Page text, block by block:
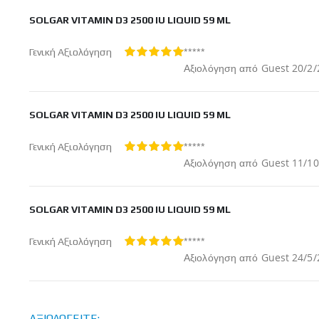
SOLGAR VITAMIN D3 2500 IU LIQUID 59 ML
Γενική Αξιολόγηση
*****
Αξιολόγηση από Guest20/2/
SOLGAR VITAMIN D3 2500 IU LIQUID 59 ML
Γενική Αξιολόγηση
*****
Αξιολόγηση από Guest 11/
SOLGAR VITAMIN D3 2500 IU LIQUID 59 ML
Γενική Αξιολόγηση
*****
Αξιολόγηση από Guest24/5/